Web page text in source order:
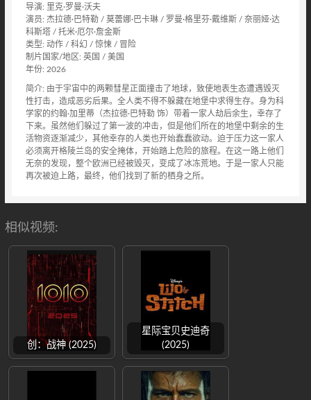
导演: 里克·罗曼·沃夫
演员: 杰拉德·巴特勒 / 莫蕾娜·巴卡琳 / 罗曼·格里芬·戴维斯 / 奈丽娅·达
科斯塔 / 托米·厄尔·詹金斯
类型: 动作 / 科幻 / 惊悚 / 冒险
制片国家/地区: 英国 / 美国
年份: 2026
简介: 由于宇宙中的两颗彗星正面撞击了地球，致使地表生态遭遇毁灭
性打击，造成恶劣后果。全人类不得不躲藏在地堡中求得生存。身为科
学家的约翰·加里蒂（杰拉德·巴特勒 饰）带着一家人劫后余生，幸存了
下来。虽然他们躲过了第一波的冲击，但是他们所在的地堡中剩余的生
活物资逐渐减少，其他幸存的人类也开始蠢蠢欲动。迫于压力这一家人
必须离开格陵兰岛的安全掩体，开始踏上危险的旅程。在这一路上他们
无奈的发现，整个欧洲已经被毁灭，变成了冰冻荒地。于是一家人只能
再次被迫上路，最终，他们找到了新的栖身之所。
相似视频:
创：战神 (2025)
星际宝贝史迪奇
(2025)